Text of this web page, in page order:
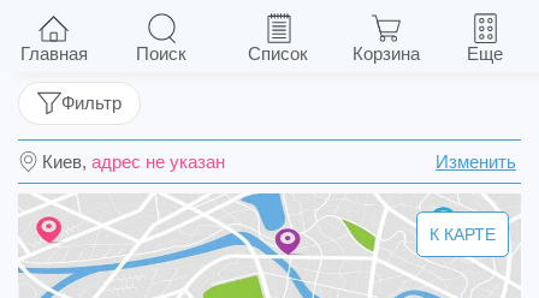
Календула-Вишфа настойка фл. 50 мл
Киев, адрес не указан Изменить
Фильтр
К КАРТЕ
Главная Поиск Список Корзина Еще